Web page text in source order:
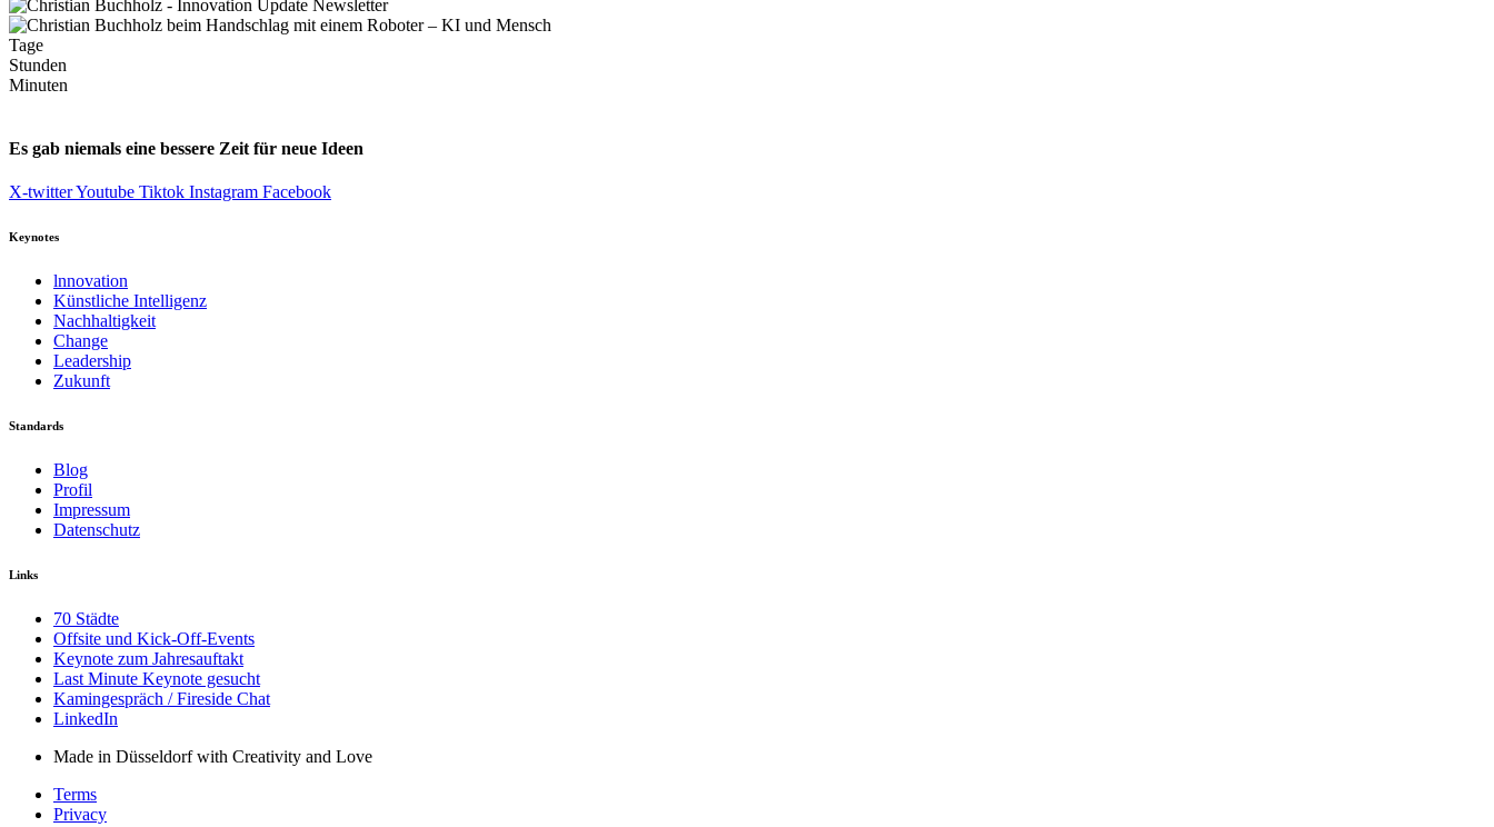
Tage
Stunden
Minuten
Es gab niemals eine bessere Zeit für neue Ideen
X-twitterYoutube Tiktok Instagram Facebook
Keynotes
lnnovation
Künstliche Intelligenz
Nachhaltigkeit
Change
Leadership
Zukunft
Standards
Blog
Profil
Impressum
Datenschutz
Links
70 Städte
Offsite und Kick-Off-Events
Keynote zum Jahresauftakt
Last Minute Keynote gesucht
Kamingespräch / Fireside Chat
LinkedIn
Made in Düsseldorf with Creativity and Love
Terms
Privacy